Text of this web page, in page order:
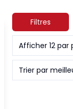
Filtres
Afficher 12 par
Trier par